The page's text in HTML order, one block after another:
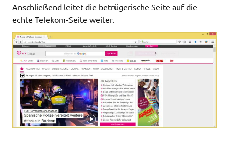
Anschließend leitet die betrügerische Seite auf die
echte Telekom-Seite weiter.